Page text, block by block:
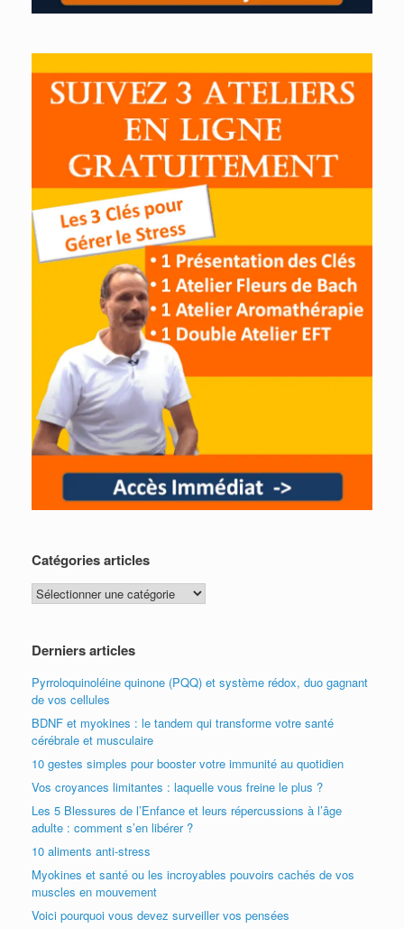
Catégories articles
Catégories
articles
Derniers articles
Pyrroloquinoléine quinone (PQQ) et système rédox, duo gagnant
de vos cellules
BDNF et myokines : le tandem qui transforme votre santé
cérébrale et musculaire
10 gestes simples pour booster votre immunité au quotidien
Vos croyances limitantes : laquelle vous freine le plus ?
Les 5 Blessures de l’Enfance et leurs répercussions à l’âge
adulte : comment s’en libérer ?
10 aliments anti-stress
Myokines et santé ou les incroyables pouvoirs cachés de vos
muscles en mouvement
Voici pourquoi vous devez surveiller vos pensées